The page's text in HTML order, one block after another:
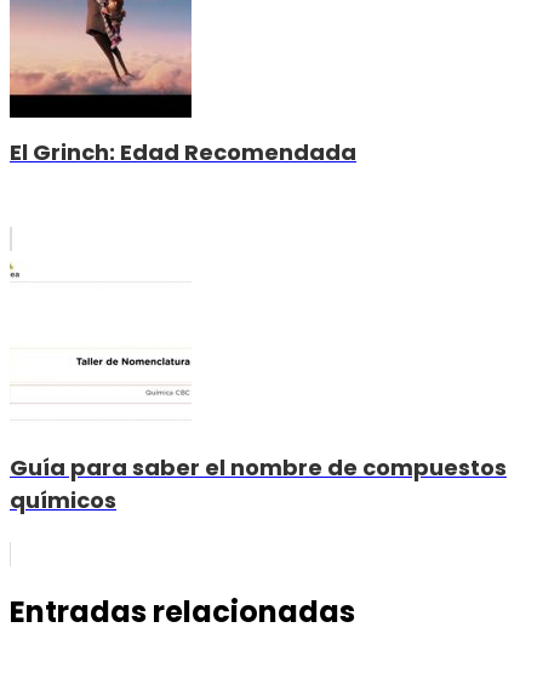
El Grinch: Edad Recomendada
Guía para saber el nombre de compuestos
químicos
Entradas relacionadas